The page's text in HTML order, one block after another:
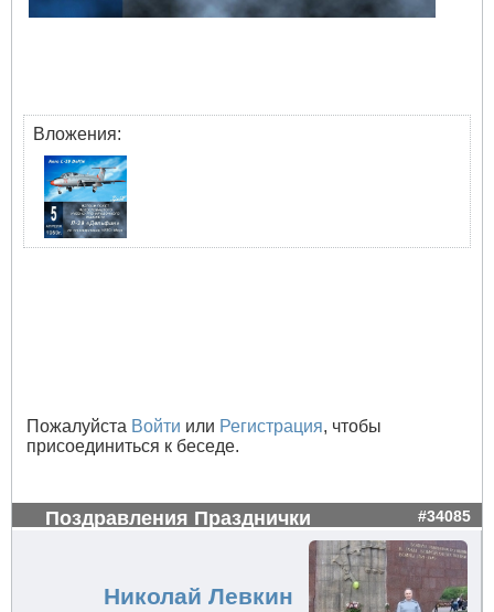
Вложения:
Пожалуйста Войти или Регистрация, чтобы
присоединиться к беседе.
Поздравления Празднички #34085
Николай Левкин